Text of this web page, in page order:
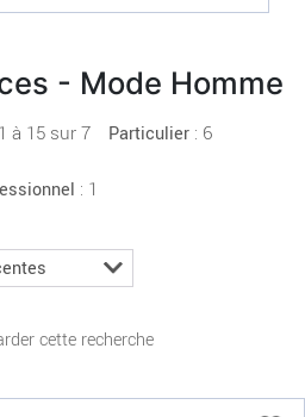
- Mode Homme
1 à 15 sur 7 Particulier: 6
: 1
cette recherche